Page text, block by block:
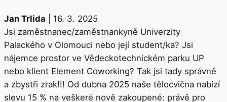
Jan Trlida
16. 3. 2025
Jsi zaměstnanec/zaměstnankyně Univerzity
Palackého v Olomouci nebo její student/ka? Jsi
nájemce prostor ve Vědeckotechnickém parku UP
nebo klient Element Coworking? Tak jsi tady správně
a zbystři zrak!!! Od dubna 2025 naše tělocvična nabízí
slevu 15 % na veškeré nově zakoupené: právě pro